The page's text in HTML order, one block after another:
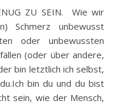
Schmerz unbewusst
oder unbewussten
(oder über andere,
bin letztlich ich selbst,
bin du und du bist
sein, wie der Mensch,